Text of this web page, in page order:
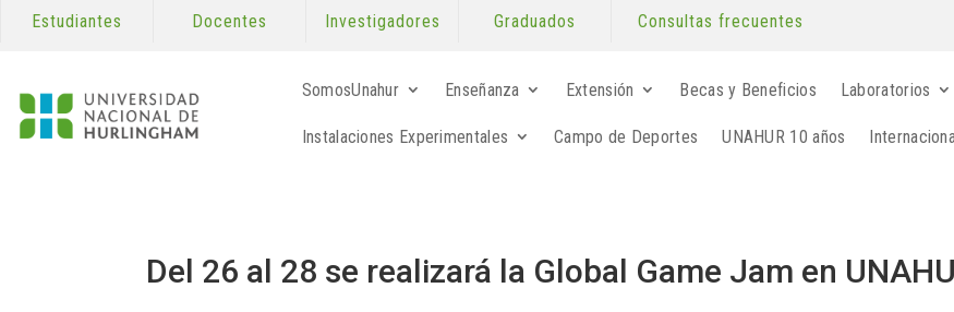
Estudiantes Docentes Investigadores Graduados Consultas frecuentes
SomosUnahur Enseñanza Extensión Becas y Beneficios Laboratorios
Instalaciones Experimentales Campo de Deportes UNAHUR 10 años
Del 26 al 28 se realizará la Global Game Jam en